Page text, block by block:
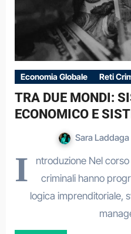
Economia Globale Reti
TRA DUE MONDI:
ECONOMICO E
Sara Laddaga
I
ntroduzione Nel
criminali hanno
logica imprenditoriale,